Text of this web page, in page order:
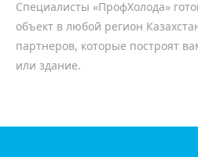
Специалисты «ПрофХолода»
объект в любой регион
партнеров, которые построят
или здание.